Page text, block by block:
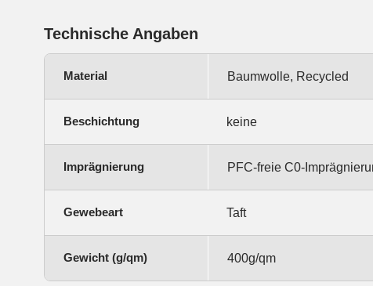
Technische Angaben
Material Baumwolle, Recycled
Beschichtung keine
Imprägnierung PFC-freie C0-
Gewebeart Taft
Gewicht (g/qm) 400g/qm